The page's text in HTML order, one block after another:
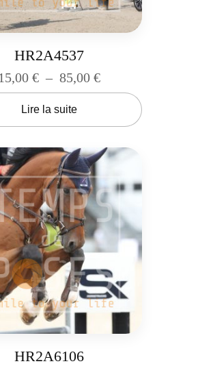
HR2A4537
15,00 € – 85,00 €
Lire la suite
HR2A6106